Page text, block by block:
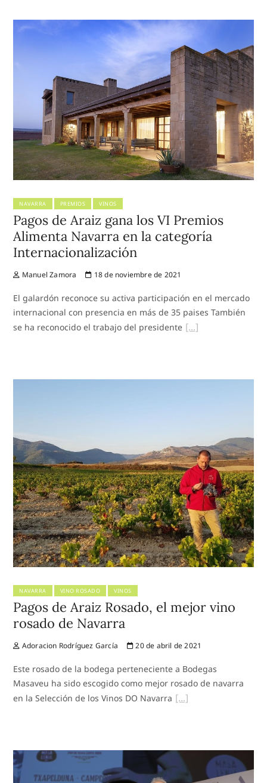
NAVARRA PREMIOS VINOS
Pagos de Araiz gana los VI Premios
Alimenta Navarra en la categoría
Internacionalización
Manuel Zamora 18 de noviembre de 2021
El galardón reconoce su activa participación en el mercado
internacional con presencia en más de 35 paises También
se ha reconocido el trabajo del presidente
NAVARRA VINO ROSADO VINOS
Pagos de Araiz Rosado, el mejor vino
rosado de Navarra
Adoracion Rodríguez García 20 de abril de 2021
Este rosado de la bodega perteneciente a Bodegas
Masaveu ha sido escogido como mejor rosado de navarra
en la Selección de los Vinos DO Navarra